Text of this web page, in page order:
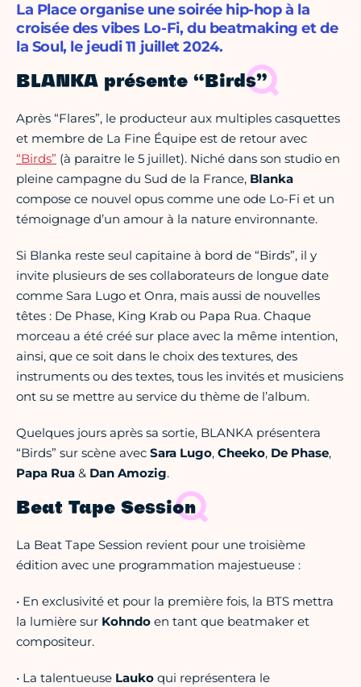
La Place organise une soirée hip-hop à la
croisée des vibes Lo-Fi, du beatmaking et de
la Soul, le jeudi 11 juillet 2024.
BLANKA présente “Birds”
Après “Flares”, le producteur aux multiples casquettes
et membre de La Fine Équipe est de retour avec
“Birds” (à paraitre le 5 juillet). Niché dans son studio en
pleine campagne du Sud de la France, Blanka
compose ce nouvel opus comme une ode Lo-Fi et un
témoignage d’un amour à la nature environnante.
Si Blanka reste seul capitaine à bord de “Birds”, il y
invite plusieurs de ses collaborateurs de longue date
comme Sara Lugo et Onra, mais aussi de nouvelles
têtes : De Phase, King Krab ou Papa Rua. Chaque
morceau a été créé sur place avec la même intention,
ainsi, que ce soit dans le choix des textures, des
instruments ou des textes, tous les invités et musiciens
ont su se mettre au service du thème de l’album.
Quelques jours après sa sortie, BLANKA présentera
“Birds” sur scène avec Sara Lugo, Cheeko, De Phase,
Papa Rua & Dan Amozig.
Beat Tape Session
La Beat Tape Session revient pour une troisième
édition avec une programmation majestueuse :
• En exclusivité et pour la première fois, la BTS mettra
la lumière sur Kohndo en tant que beatmaker et
compositeur.
• La talentueuse Lauko qui représentera le